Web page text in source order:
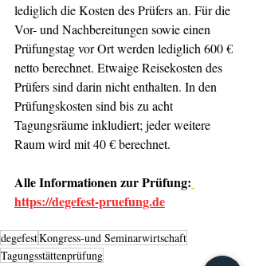
lediglich die Kosten des Prüfers an. Für die
Vor- und Nachbereitungen sowie einen
Prüfungstag vor Ort werden lediglich 600 €
netto berechnet. Etwaige Reisekosten des
Prüfers sind darin nicht enthalten. In den
Prüfungskosten sind bis zu acht
Tagungsräume inkludiert; jeder weitere
Raum wird mit 40 € berechnet.
Alle Informationen zur Prüfung:
https://degefest-pruefung.de
degefestKongress-und Seminarwirtschaft
Tagungsstättenprüfung